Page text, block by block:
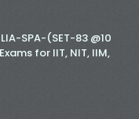
SPA-(SET-83 @10
for IIT, NIT, IIM,